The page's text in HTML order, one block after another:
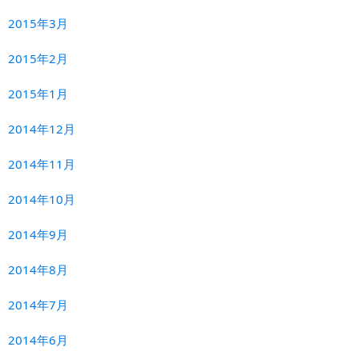
2015年3月
2015年2月
2015年1月
2014年12月
2014年11月
2014年10月
2014年9月
2014年8月
2014年7月
2014年6月